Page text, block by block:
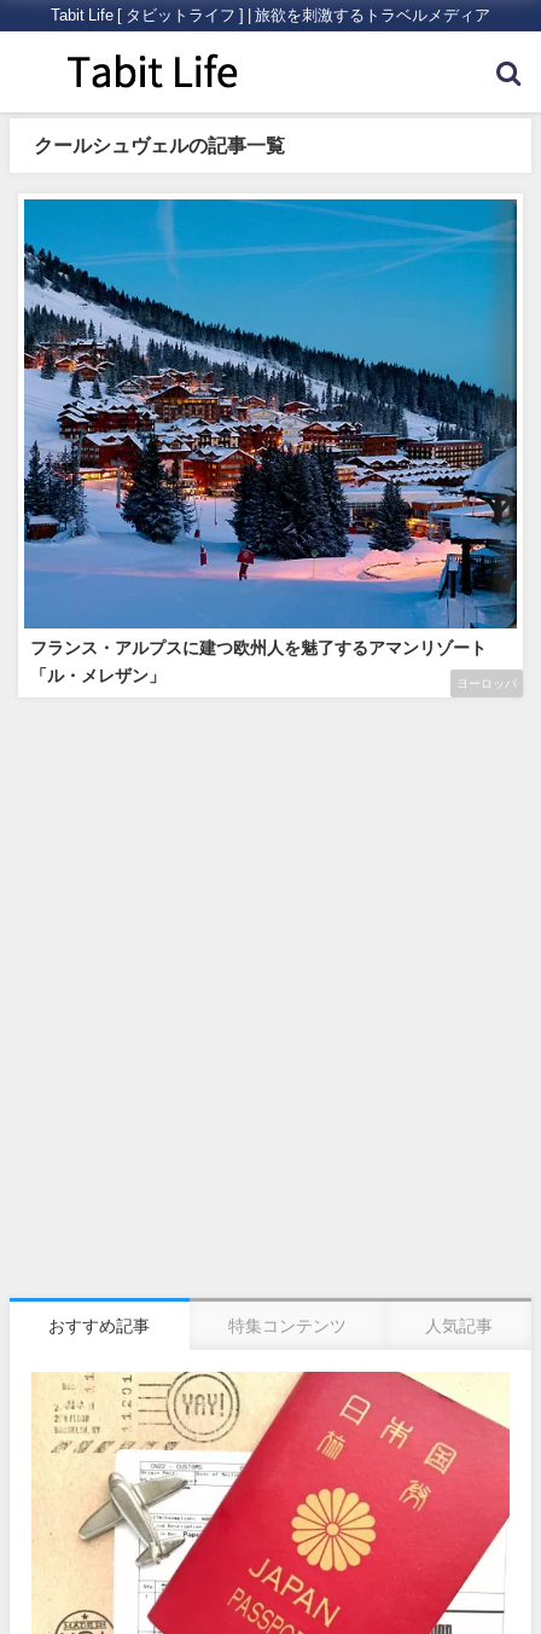
Tabit Life [ タビットライフ ] | 旅欲を刺激するトラベルメディア
クールシュヴェルの記事一覧
ヨーロッパ
フランス・アルプスに建つ欧州人を魅了するアマンリゾート
「ル・メレザン」
おすすめ記事 特集コンテンツ 人気記事